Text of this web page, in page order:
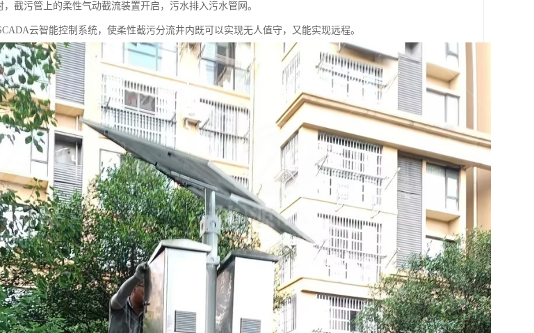
截污管上的柔性气动截流装置开启，污水排入污水管网。
云智能控制系统，使柔性截污分流井内既可以实现无人值守，又能实现远程。